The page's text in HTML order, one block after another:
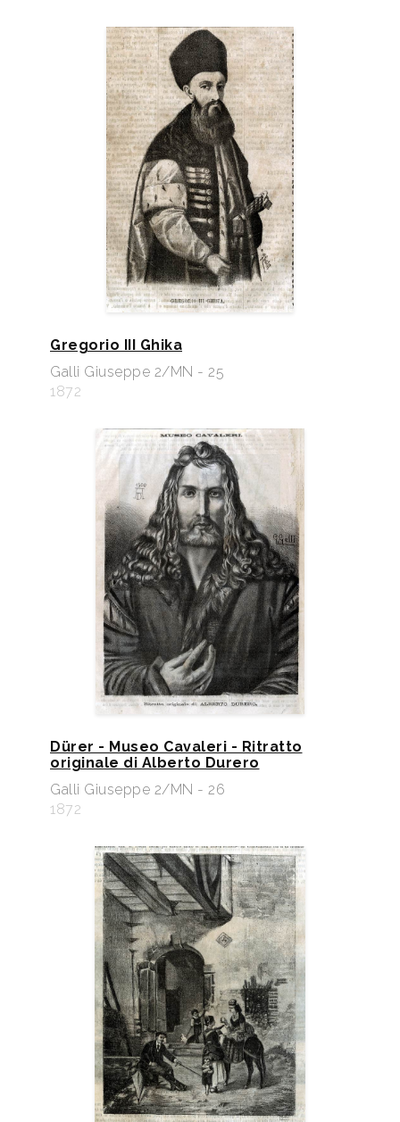
Gregorio III Ghika
Galli Giuseppe 2/MN - 25
1872
Dürer - Museo Cavaleri - Ritratto
originale di Alberto Durero
Galli Giuseppe 2/MN - 26
1872